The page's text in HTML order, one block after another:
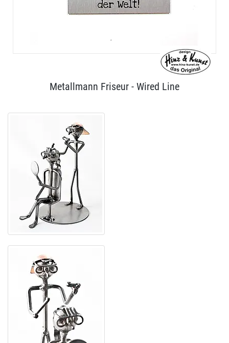
Metallmann Friseur - Wired Line